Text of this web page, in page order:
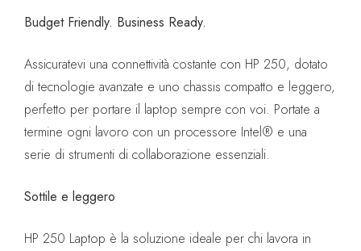
Budget Friendly. Business Ready.
Assicuratevi una connettività costante con HP 250, dotato
di tecnologie avanzate e uno chassis compatto e leggero,
perfetto per portare il laptop sempre con voi. Portate a
termine ogni lavoro con un processore Intel® e una
serie di strumenti di collaborazione essenziali.
Sottile e leggero
HP 250 Laptop è la soluzione ideale per chi lavora in